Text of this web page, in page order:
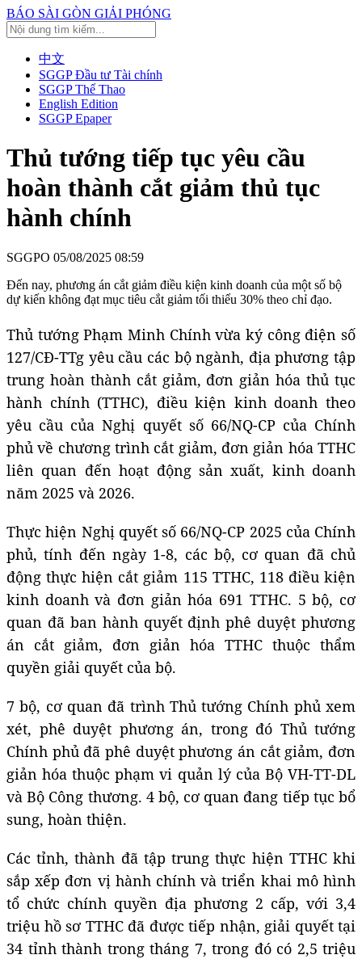
BÁO SÀI GÒN GIẢI PHÓNG
中文
SGGP Đầu tư Tài chính
SGGP Thể Thao
English Edition
SGGP Epaper
Thủ tướng tiếp tục yêu cầu
hoàn thành cắt giảm thủ tục
hành chính
SGGPO 05/08/2025 08:59
Đến nay, phương án cắt giảm điều kiện kinh doanh của một số bộ
dự kiến không đạt mục tiêu cắt giảm tối thiểu 30% theo chỉ đạo.
Thủ tướng Phạm Minh Chính vừa ký công điện số
127/CĐ-TTg yêu cầu các bộ ngành, địa phương tập
trung hoàn thành cắt giảm, đơn giản hóa thủ tục
hành chính (TTHC), điều kiện kinh doanh theo
yêu cầu của Nghị quyết số 66/NQ-CP của Chính
phủ về chương trình cắt giảm, đơn giản hóa TTHC
liên quan đến hoạt động sản xuất, kinh doanh
năm 2025 và 2026.
Thực hiện Nghị quyết số 66/NQ-CP 2025 của Chính
phủ, tính đến ngày 1-8, các bộ, cơ quan đã chủ
động thực hiện cắt giảm 115 TTHC, 118 điều kiện
kinh doanh và đơn giản hóa 691 TTHC. 5 bộ, cơ
quan đã ban hành quyết định phê duyệt phương
án cắt giảm, đơn giản hóa TTHC thuộc thẩm
quyền giải quyết của bộ.
7 bộ, cơ quan đã trình Thủ tướng Chính phủ xem
xét, phê duyệt phương án, trong đó Thủ tướng
Chính phủ đã phê duyệt phương án cắt giảm, đơn
giản hóa thuộc phạm vi quản lý của Bộ VH-TT-DL
và Bộ Công thương. 4 bộ, cơ quan đang tiếp tục bổ
sung, hoàn thiện.
Các tỉnh, thành đã tập trung thực hiện TTHC khi
sắp xếp đơn vị hành chính và triển khai mô hình
tổ chức chính quyền địa phương 2 cấp, với 3,4
triệu hồ sơ TTHC đã được tiếp nhận, giải quyết tại
34 tỉnh thành trong tháng 7, trong đó có 2,5 triệu